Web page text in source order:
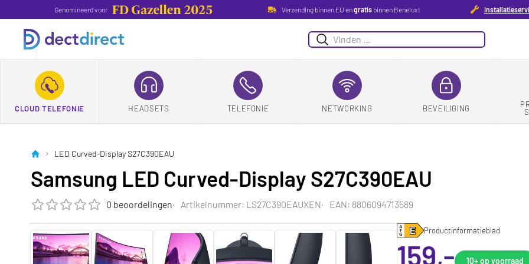
Genomineerd voor Verzending binnen EU engratisbinnen Benelux!
Zoeken
CLOUD TELEFONIE HEADSETS TELEFONIE NETWORKING BEVEILIGING
LED Curved-Display S27C390EAU
Samsung LED Curved-Display S27C390EAU
De beoordeling van dit product is0.0 van de 5
0 beoordelingen Artikelnummer: LS27C390EAUXEN EAN: 8806094713589
Productinformatieblad
159,- 10+op voorraad